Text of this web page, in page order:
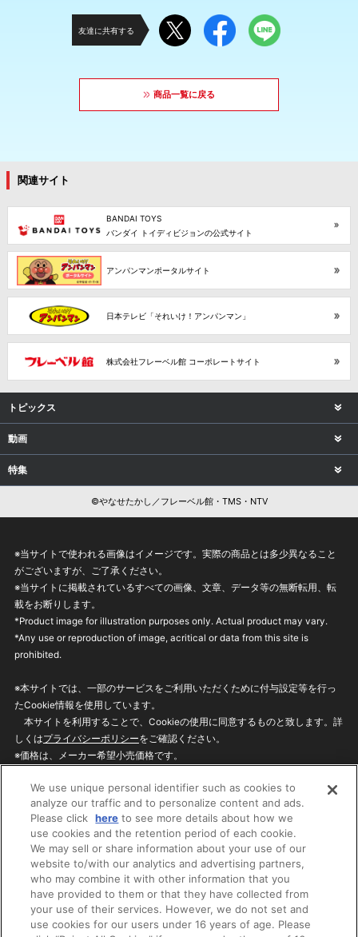
友達に共有する
商品一覧に戻る
関連サイト
BANDAI TOYS
バンダイ トイディビジョンの公式サイト
アンパンマンポータルサイト
日本テレビ「それいけ！アンパンマン」
株式会社フレーベル館 コーポレートサイト
トピックス
動画
特集
©やなせたかし／フレーベル館・TMS・NTV
※当サイトで使われる画像はイメージです。実際の商品とは多少異なること
がございますが、ご了承ください。
※当サイトに掲載されているすべての画像、文章、データ等の無断転用、転
載をお断りします。
*Product image for illustration purposes only. Actual product may vary.
*Any use or reproduction of image, acritical or data from this site is
prohibited.
※本サイトでは、一部のサービスをご利用いただくために付与設定等を行っ
たCookie情報を使用しています。
本サイトを利用することで、Cookieの使用に同意するものと致します。詳
しくはプライバシーポリシーをご確認ください。
※価格は、メーカー希望小売価格です。
ざいますのでご了承ください。
privacypolicy
Do Not Sell or Share My
Personal Information
ウェブサイトご利用条件
ソーシャルメディアポリシー
個人情報保護方針
お問い合わせ
We use unique personal identifier such as cookies to
analyze our traffic and to personalize content and ads.
Please click here to see more details about how we
use cookies and the retention period of each cookie.
We may sell or share information about your use of our
website to/with our analytics and advertising partners,
who may combine it with other information that you
have provided to them or that they have collected from
your use of their services. However, we do not set and
use cookies for our users under 16 years of age. Please